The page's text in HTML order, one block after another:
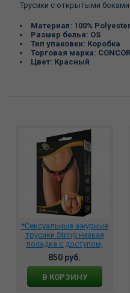
Трусики с открытыми
Материал: 100% Polyester
Размер белья: OS
Тип упаковки: Коробка
Торговая марка:
Цвет: Красный
*Сексуальные ажурные
трусики String низкая
посадка с доступом,
рюшами и жемчужной
нитью, 2167
850 руб.
В КОРЗИНУ